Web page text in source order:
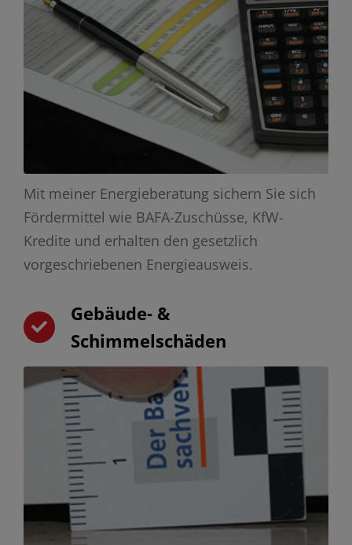
Mit meiner Energieberatung sichern Sie sich
Fördermittel wie BAFA-Zuschüsse, KfW-
Kredite und erhalten den gesetzlich
vorgeschriebenen Energieausweis.
Gebäude- &
Schimmelschäden